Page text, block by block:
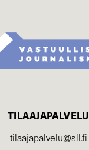
TILAAJAPALVELU
tilaajapalvelu@sll.fi